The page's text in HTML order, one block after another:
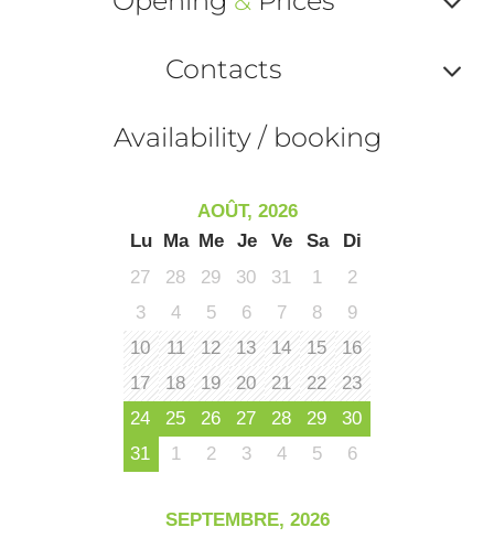
ou
ou
Contacts
Availability / booking
AOÛT, 2026
Lu
Ma Me Je Ve Sa
Di
27
28 29 30 31 1
2
3
4 5 6 7 8
9
10
11 12 13 14 15
16
17
18 19 20 21 22
23
24
25 26 27 28 29
30
31
1 2 3 4 5 6
SEPTEMBRE, 2026